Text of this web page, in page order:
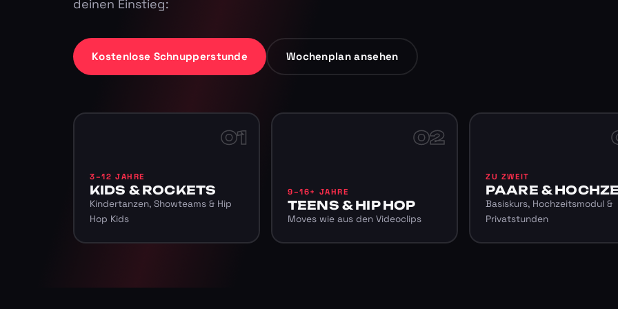
deinen Einstieg:
Kostenlose Schnupperstunde Wochenplan ansehen
01
3–12 JAHRE
KIDS & ROCKETS
Kindertanzen, Showteams & Hip
Hop Kids
02
9–16+ JAHRE
TEENS & HIP HOP
Moves wie aus den Videoclips
ZU ZWEIT
PAARE &
Basiskurs, Hochzeitsmodul &
Privatstunden